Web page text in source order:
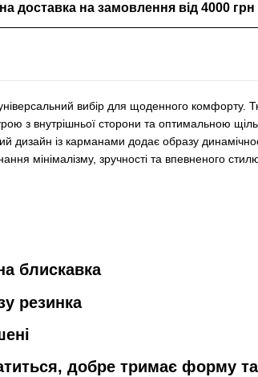
доставка на замовлення від 4000 грн
вибір для щоденного комфорту.
з внутрішньої сторони та оптимальною
дизайн із карманами додає образу
мінімалізму, зручності та впевненого
блискавка
резинка
добре тримає форму